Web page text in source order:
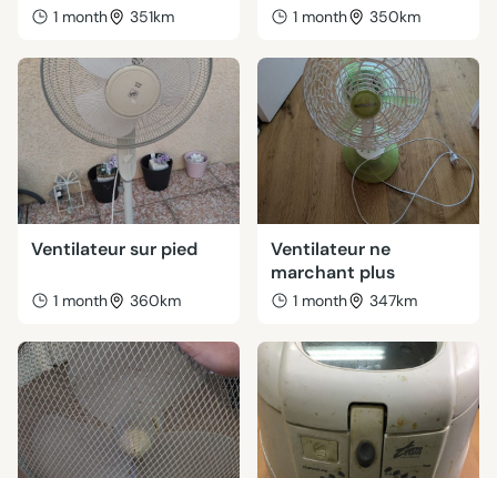
1 month 351km 1 month 350km
Ventilateur sur pied
1 month 360km
Ventilateur ne
marchant plus
1 month 347km